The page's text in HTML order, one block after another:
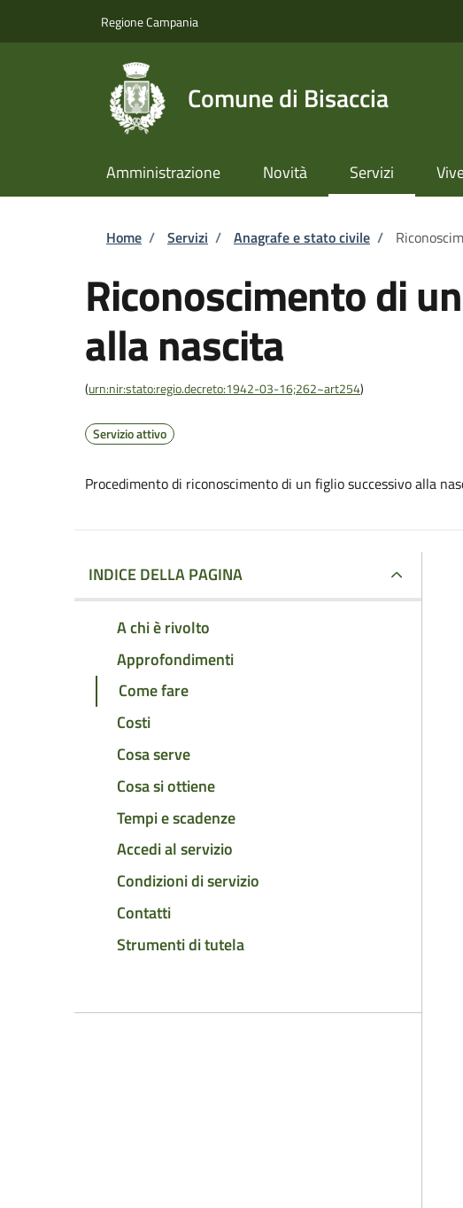
Regione Campania
Comune di Bisaccia
Amministrazione Novità Servizi
Briciole di pane
Home / Servizi / Anagrafe e stato civile /
Riconoscimento di
alla nascita
(urn:nir:stato:regio.decreto:1942-03-16;262~art254)
Servizio attivo
Procedimento di riconoscimento di un figlio successivo alla
INDICE DELLA PAGINA
A chi è rivolto
Approfondimenti
Come fare
Costi
Cosa serve
Cosa si ottiene
Tempi e scadenze
Accedi al servizio
Condizioni di servizio
Contatti
Strumenti di tutela